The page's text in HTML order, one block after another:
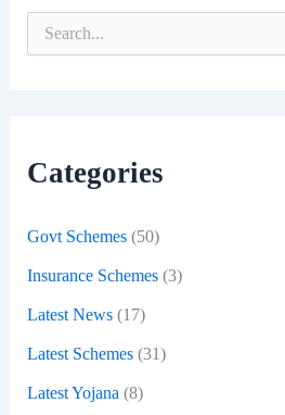
o
Categories
Govt Schemes(50)
Insurance Schemes(3)
Latest News(17)
Latest Schemes(31)
Latest Yojana (8)